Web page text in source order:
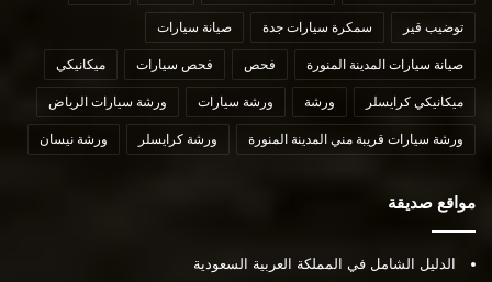
توضيب قير سمكرة سيارات جدة صيانة سيارات
صيانة سيارات المدينة المنورة فحص فحص سيارات ميكانيكي
ميكانيكي كرايسلر ورشة ورشة سيارات ورشة سيارات الرياض
ورشة سيارات قريبة مني المدينة المنورة ورشة كرايسلر ورشة نيسان
مواقع صديقة
الدليل الشامل في المملكة العربية السعودية